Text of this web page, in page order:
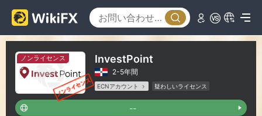
ノンライセンス InvestPoint
2-5年間
ECNアカウント
疑わしいライセンス
疑わしい事業範囲
ハイリスクレベル
--
0
1
2